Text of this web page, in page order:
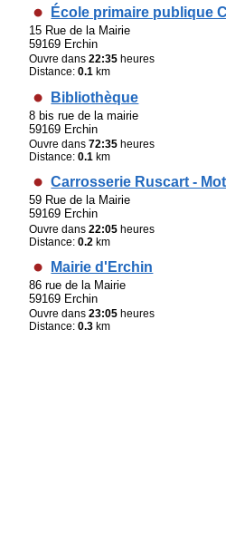
École primaire publique
15 Rue de la Mairie
59169 Erchin
Ouvre dans22:35 heures
Distance:0.1 km
Bibliothèque
8 bis rue de la mairie
59169 Erchin
Ouvre dans72:35 heures
Distance:0.1 km
Carrosserie Ruscart -
59 Rue de la Mairie
59169 Erchin
Ouvre dans22:05 heures
Distance:0.2 km
Mairie d'Erchin
86 rue de la Mairie
59169 Erchin
Ouvre dans23:05 heures
Distance:0.3 km